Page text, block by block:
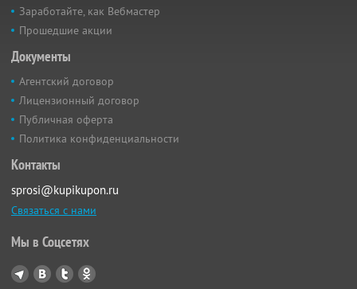
Заработайте, как Вебмастер
Прошедшие акции
Документы
Агентский договор
Лицензионный договор
Публичная оферта
Политика конфиденциальности
Контакты
sprosi@kupikupon.ru
Связаться с нами
Мы в Соцсетях